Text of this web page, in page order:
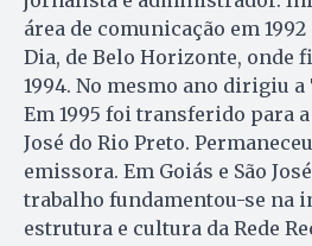
área de comunicação em
Dia, de Belo Horizonte, onde
1994. No mesmo ano dirigiu a
Em 1995 foi transferido para a
José do Rio Preto.
emissora. Em Goiás e São
trabalho fundamentou-se na
estrutura e cultura da Rede